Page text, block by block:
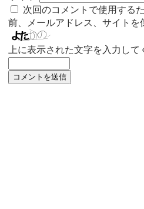
次回のコメントで使用する
前、メールアドレス、サイトを
上に表示された文字を入力して